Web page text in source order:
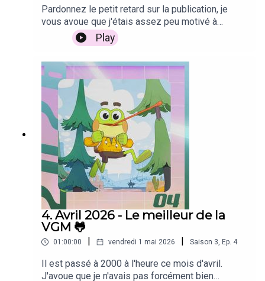
(00:46:03)Greenhearth Necromancer
"Worm Hunting", Devin Vibert
"Induction", The Glitch Mob
(00:54:26) Motorslice
"Deadly Engine (Boss Theme 2)", Pizza Hotline
(00:58:00)Diablo IV
"A Fragile World", Ted Reedy
À lire aussi : Mon interview avec Lou Corroyer ( Tides of
Tomorrow)
carte blanche de Rifampicine sur Ace Combat 7La
sélection du mois(00:00:14) Magin: Rat Project
Stories"Tame the Untamed", Tom
Corentin Brasart(00:06:19) 1000xRESIST"Guests",
sunset visitor 斜陽過客, Line Katcho(00:09:22)
The Adventures of Elliot"Hucarea (Age of
Safekeeping)", 中町 友洋(00:11:55) Love &
Deepspace"Lingering Lust", Love and
Deepspace(00:15:36) Hell Maiden"Maiden's
Pantheon ~ The Forum", Donovan "Skyleo"
Sama(00:19:20) Shadow Labyrinth"Title Song -
Jazz Quartet Version", パックマン, Bandai Namco
Game Music(00:23:24) Ace Combat 04"Blue
Skies", Stephanie Cooke, PROJECT ACES, Bandai
Namco Game Music(00:27:35) Ace Combat
7"Mimic", PROJECT ACES, Bandai Namco Game
Music(00:34:37) Denshattack!"Infinite Sky",
Takenobu Mitsuyoshi, Sean Bialo, SEGA GAME
FINALS"Galaxy Masters", Embark
Studios(00:44:46) BREAK MY CASE"Chill Still
Pardonnez le petit retard sur la publication, je
vous avoue que j'étais assez peu motivé à
enregistrer sous 35ºC dans mon bureau
!J'espère sincèrement que la canicule ne vous a
pas trop éprouvé, ou qu'au moins vous aurez pu
trouver un peu de réconfort dans les jeux vidéo et
la musique ! J'ai pris beaucoup de plaisir à
fabriquer cette nouvelle sélection, qui s'étale
grosso modo de la fin mai à la mi-juin.Beaucoup
de belles nouveautés, mais aussi des retours
inattendus et du teasing enthousiasmant pour
des futurs bangers à venir… Bonne écoute
!Comme dit dans le podcast, j'ai participé au
dernier numéro du podcast GAMEHIFI de
moonflowersoft sur la radio StationStation.fr. La
diffusion a eu lieu ce vendredi 26 juin, et vous
pouvez retrouver le replay à cette adresse !La
sélection du mois(00:00:09) ZERO PARADES: For
Dead Spies"Functional Invisibility", Fernando
Cabrera(00:04:56) Infinity Nikki"Blöm na Mova
(Bloom of No Return)", Infinity Nikki,
FoldEcho(00:07:35) Paralives"Train to Melino",
Play
4. Avril 2026 - Le meilleur de la
VGM 🐸
01:00:00 | vendredi 1 mai 2026 | Saison 3, Ep. 4
Il est passé à 2000 à l'heure ce mois d'avril.
J'avoue que je n'avais pas forcément bien